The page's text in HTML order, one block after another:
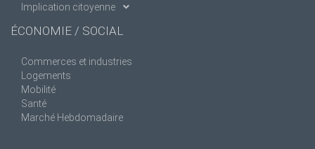
Implication citoyenne
ÉCONOMIE / SOCIAL
Commerces et industries
Logements
Mobilité
Santé
Marché Hebdomadaire